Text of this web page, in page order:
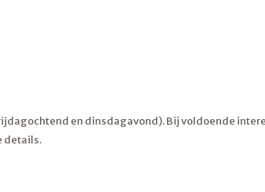
en dinsdagavond). Bij voldoende
details.